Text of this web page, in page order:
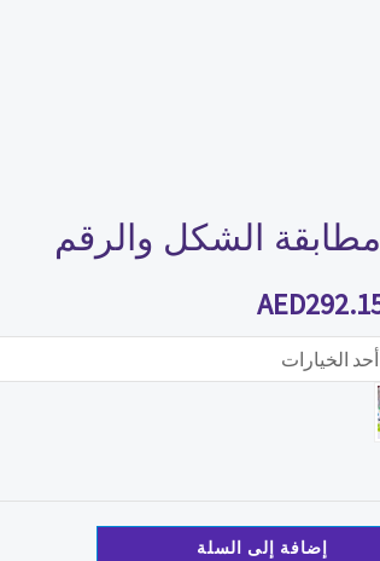
الشكل والرقم
AED
إضافة إلى السلة